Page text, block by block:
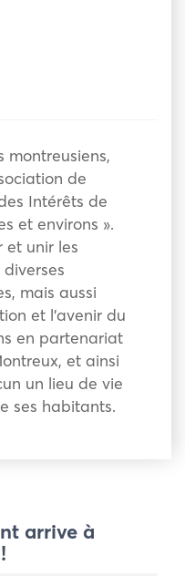
montreusiens,
de
Intérêts de
et environs ».
et unir les
mais aussi
et l’avenir du
en partenariat
et ainsi
un lieu de vie
ses habitants.
arrive à